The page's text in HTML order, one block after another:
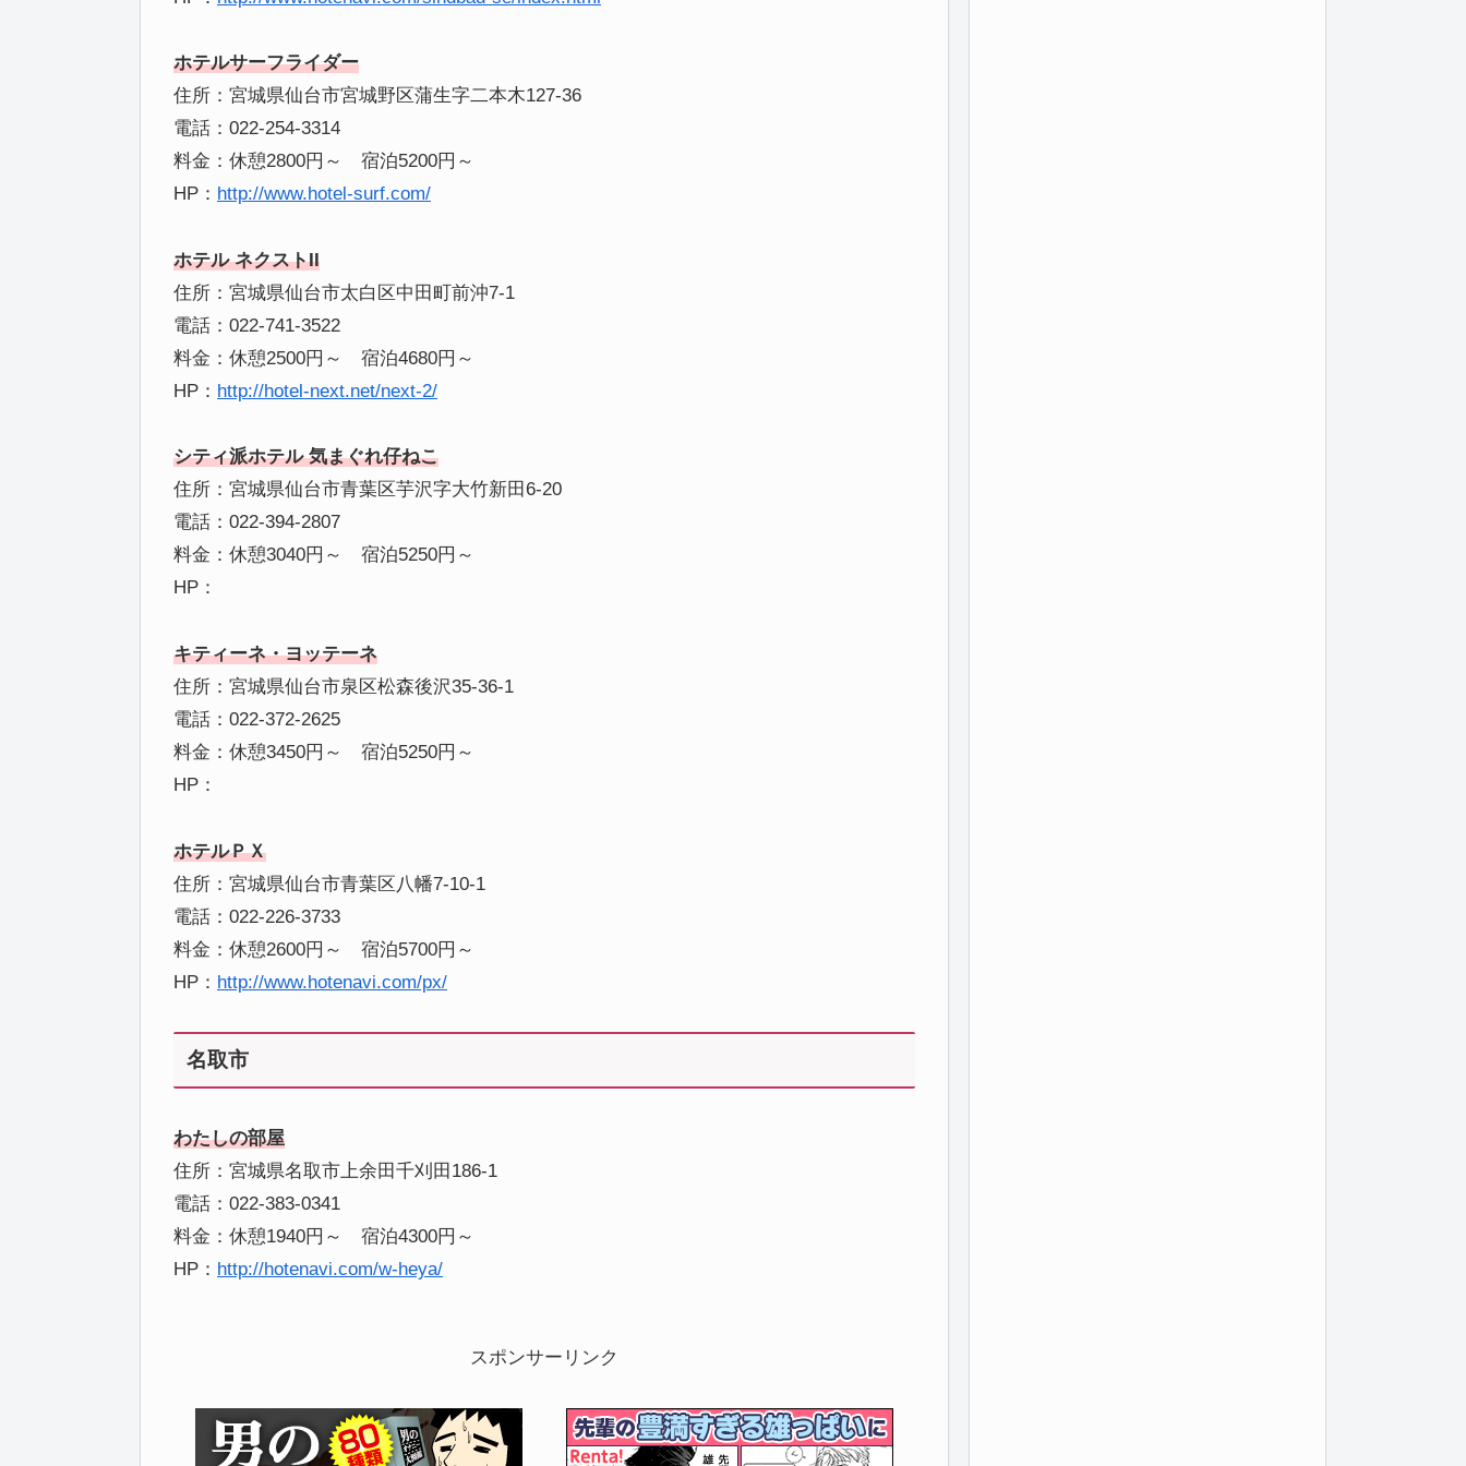
ホテルサーフライダー
住所：宮城県仙台市宮城野区蒲生字二本木127-36
電話：022-254-3314
料金：休憩2800円～ 宿泊5200円～
HP： http://www.hotel-surf.com/
ホテル ネクストII
住所：宮城県仙台市太白区中田町前沖7-1
電話：022-741-3522
料金：休憩2500円～ 宿泊4680円～
HP： http://hotel-next.net/next-2/
シティ派ホテル 気まぐれ仔ねこ
住所：宮城県仙台市青葉区芋沢字大竹新田6-20
電話：022-394-2807
料金：休憩3040円～ 宿泊5250円～
HP：
キティーネ・ヨッテーネ
住所：宮城県仙台市泉区松森後沢35-36-1
電話：022-372-2625
料金：休憩3450円～ 宿泊5250円～
HP：
ホテルＰＸ
住所：宮城県仙台市青葉区八幡7-10-1
電話：022-226-3733
料金：休憩2600円～ 宿泊5700円～
HP： http://www.hotenavi.com/px/
名取市
わたしの部屋
住所：宮城県名取市上余田千刈田186-1
電話：022-383-0341
料金：休憩1940円～ 宿泊4300円～
HP： http://hotenavi.com/w-heya/
スポンサーリンク